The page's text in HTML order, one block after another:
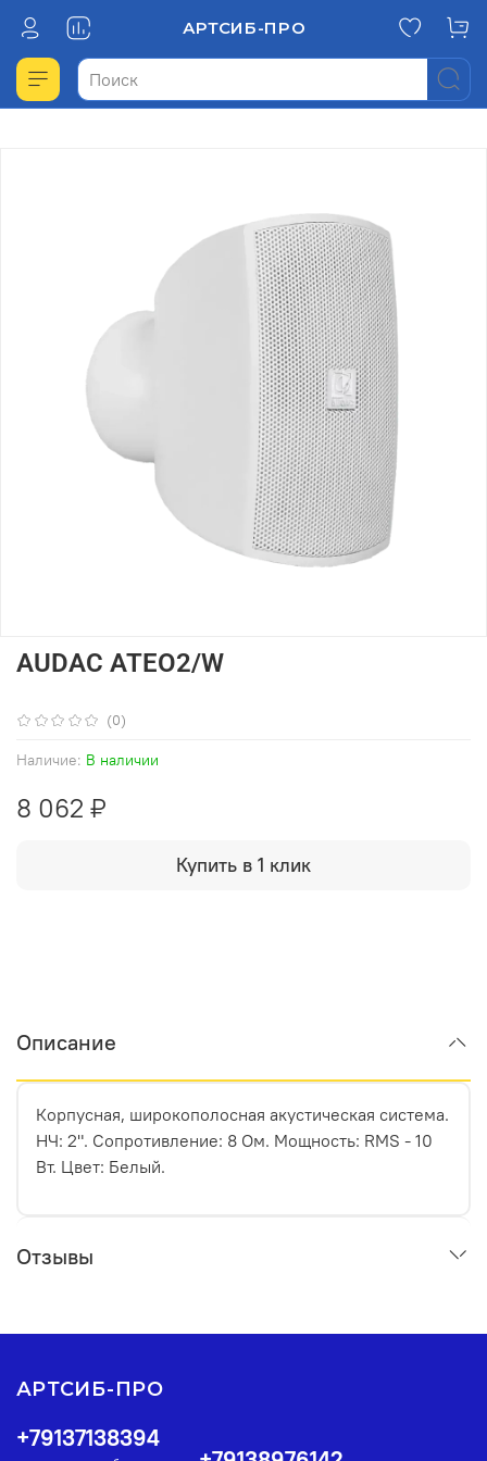
АРТСИБ-ПРО
(0)
Наличие: В наличии
AUDAC ATEO2/W
8 062 ₽
Купить в 1 клик
Описание
Корпусная, широкополосная акустическая система.
НЧ: 2". Сопротивление: 8 Ом. Мощность: RMS - 10
Вт. Цвет: Белый.
Отзывы
+79137138394
АРТСИБ-ПРО